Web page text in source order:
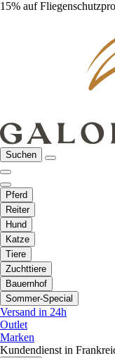
15% auf
Suchen
Pferd
Reiter
Hund
Katze
Tiere
Zuchttiere
Bauernhof
Sommer-Special
Versand in 24h
Outlet
Marken
Kundendienst in